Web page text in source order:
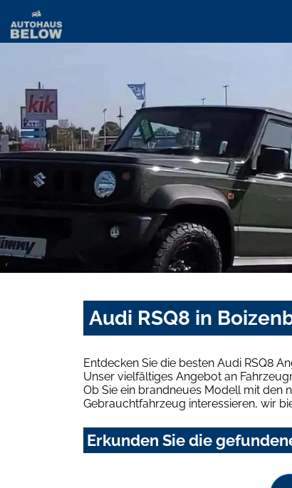
Audi RSQ8 in
Entdecken Sie die besten Audi RSQ8
Unser vielfältiges Angebot an
Ob Sie ein brandneues Modell mit den
Gebrauchtfahrzeug interessieren, wir
Erkunden Sie die